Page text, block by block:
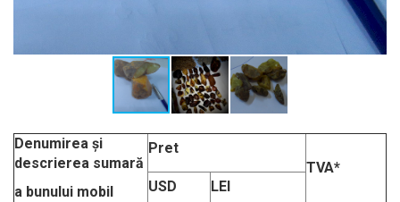
Denumirea și
descrierea sumară
a bunului mobil
Pret
TVA*
USD
LEI